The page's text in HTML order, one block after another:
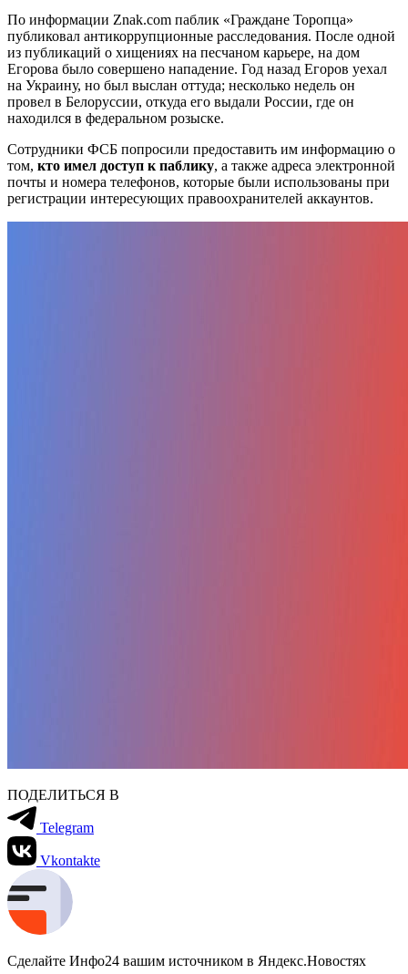
По информации Znak.com паблик «Граждане Торопца»
публиковал антикоррупционные расследования. После одной
из публикаций о хищениях на песчаном карьере, на дом
Егорова было совершено нападение. Год назад Егоров уехал
на Украину, но был выслан оттуда; несколько недель он
провел в Белоруссии, откуда его выдали России, где он
находился в федеральном розыске.
Сотрудники ФСБ попросили предоставить им информацию о
том, кто имел доступ к паблику, а также адреса электронной
почты и номера телефонов, которые были использованы при
регистрации интересующих правоохранителей аккаунтов.
ПОДЕЛИТЬСЯ В
Telegram
Vkontakte
Сделайте Инфо24 вашим источником в Яндекс.Новостях